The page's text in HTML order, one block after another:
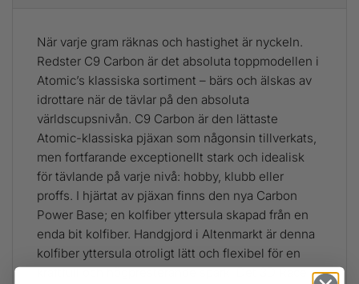
När varje gram räknas och hastighet är nyckeln.
Redster C9 Carbon är det absoluta toppmodellen i
Atomic’s klassiska sortiment – bärs och älskas av
idrottare när de tävlar på den absoluta
världscupsnivån. C9 Carbon är den lättaste
Atomic-klassiska pjäxan som någonsin tillverkats,
men fortfarande exceptionellt stark och idealisk
för tävlande på varje nivå: hobby, klubb eller
proffs. I hjärtat av pjäxan finns den nya Carbon
Power Base; en kolfiber yttersula skapad från en
enda bit kolfiber. Handgjord i Altenmarkt är denna
kolfiber yttersula otroligt lätt och flexibel för en